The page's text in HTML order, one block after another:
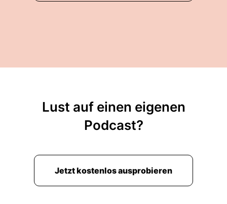
Lust auf einen eigenen
Podcast?
Jetzt kostenlos ausprobieren